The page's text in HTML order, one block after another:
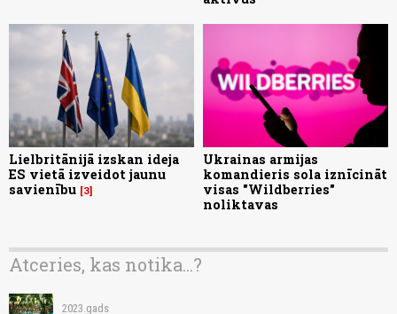
Lielbritānijā izskan ideja
ES vietā izveidot jaunu
savienību 3
Ukrainas armijas
komandieris sola iznīcināt
visas "Wildberries"
noliktavas
Atceries, kas notika...?
2023.gads